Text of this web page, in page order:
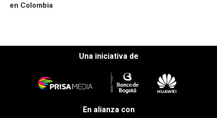
en Colombia
Una iniciativa de
En alianza con